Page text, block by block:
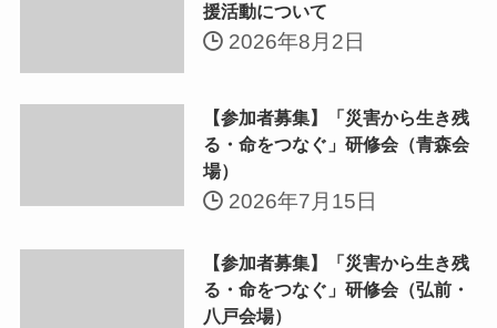
援活動について
2026年8月2日
【参加者募集】「災害から生き残
る・命をつなぐ」研修会（青森会
場）
2026年7月15日
【参加者募集】「災害から生き残
る・命をつなぐ」研修会（弘前・
八戸会場）